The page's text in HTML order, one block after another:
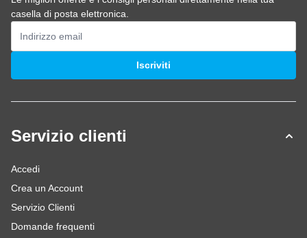
casella di posta elettronica.
Indirizzo email
Iscriviti
Servizio clienti
Accedi
Crea un Account
Servizio Clienti
Domande frequenti